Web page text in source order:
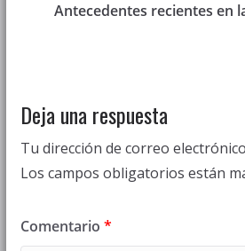
Antecedentes recientes en
Deja una respuesta
Tu dirección de correo
Los campos obligatorios están
Comentario *